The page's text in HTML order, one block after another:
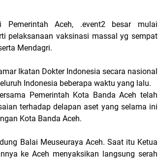
Pemerintah Aceh, .event2 besar mulai
pelaksanaan vaksinasi massal yg sempat
Mendagri.
Ikatan Dokter Indonesia secara nasional
Indonesia beberapa waktu yang lalu.
Pemerintah Kota Banda Aceh telah
terhadap delapan aset yang selama ini
Kota Banda Aceh.
Balai Meuseuraya Aceh. Saat itu Ketua
ke Aceh menyaksikan langsung serah